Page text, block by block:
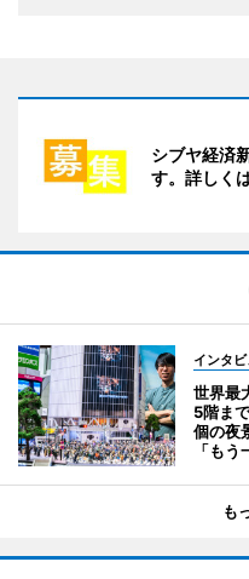
シブヤ経済
す。詳しく
インタ
世界最
5階ま
個の夜
「もう
も